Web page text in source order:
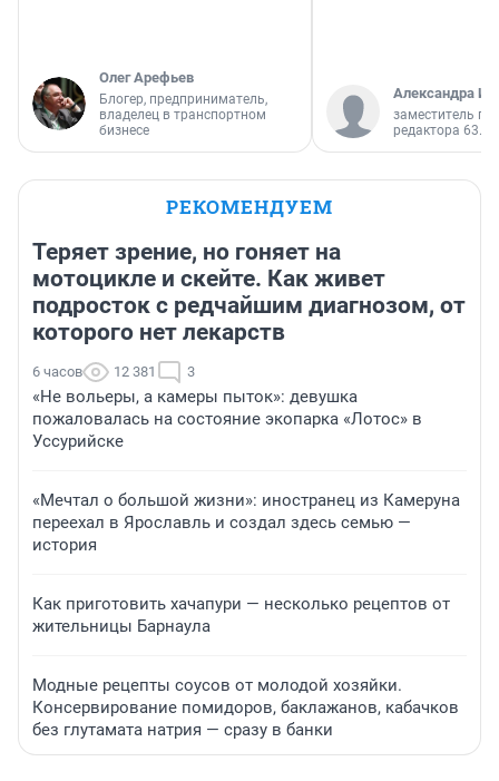
Олег Арефьев
Блогер, предприниматель,
владелец в транспортном
бизнесе
Александра
заместитель
редактора 63.RU
РЕКОМЕНДУЕМ
Теряет зрение, но гоняет на
мотоцикле и скейте. Как живет
подросток с редчайшим диагнозом, от
которого нет лекарств
6 часов 12 381 3
«Не вольеры, а камеры пыток»: девушка
пожаловалась на состояние экопарка «Лотос» в
Уссурийске
«Мечтал о большой жизни»: иностранец из Камеруна
переехал в Ярославль и создал здесь семью —
история
Как приготовить хачапури — несколько рецептов от
жительницы Барнаула
Модные рецепты соусов от молодой хозяйки.
Консервирование помидоров, баклажанов, кабачков
без глутамата натрия — сразу в банки